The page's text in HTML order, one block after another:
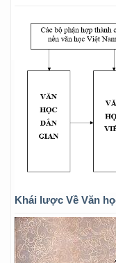
Khái lược Về Văn